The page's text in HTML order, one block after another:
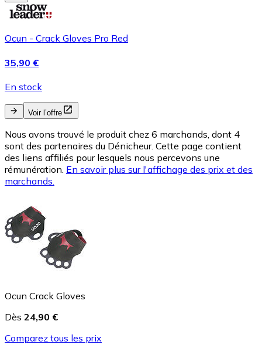
Ocun - Crack Gloves Pro Red
35,90 €
En stock
Voir l’offre
Nous avons trouvé le produit chez 6 marchands, dont 4
sont des partenaires du Dénicheur. Cette page contient
des liens affiliés pour lesquels nous percevons une
rémunération. En savoir plus sur l'affichage des prix et des
marchands.
Ocun Crack Gloves
Dès 24,90 €
Comparez tous les prix